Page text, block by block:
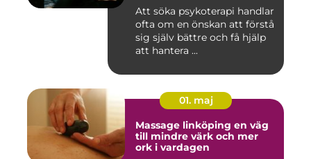
Att söka psykoterapi handlar
ofta om en önskan att förstå
sig själv bättre och få hjälp
att hantera ...
01. maj
Massage linköping en väg
till mindre värk och mer
ork i vardagen